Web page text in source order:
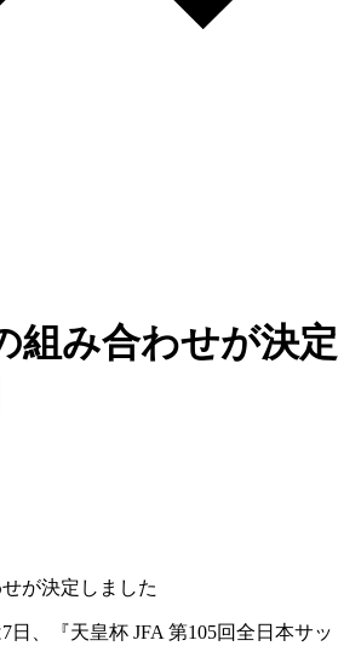
組み合わせが決定
が決定しました
日、『天皇杯 JFA 第105回全日本サッ